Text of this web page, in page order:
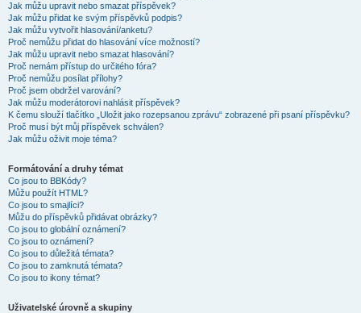
Jak můžu upravit nebo smazat příspěvek?
Jak můžu přidat ke svým příspěvků podpis?
Jak můžu vytvořit hlasování/anketu?
Proč nemůžu přidat do hlasování více možností?
Jak můžu upravit nebo smazat hlasování?
Proč nemám přístup do určitého fóra?
Proč nemůžu posílat přílohy?
Proč jsem obdržel varování?
Jak můžu moderátorovi nahlásit příspěvek?
K čemu slouží tlačítko „Uložit jako rozepsanou zprávu“ zobrazené při psaní příspěvku?
Proč musí být můj příspěvek schválen?
Jak můžu oživit moje téma?
Formátování a druhy témat
Co jsou to BBKódy?
Můžu použít HTML?
Co jsou to smajlíci?
Můžu do příspěvků přidávat obrázky?
Co jsou to globální oznámení?
Co jsou to oznámení?
Co jsou to důležitá témata?
Co jsou to zamknutá témata?
Co jsou to ikony témat?
Uživatelské úrovně a skupiny